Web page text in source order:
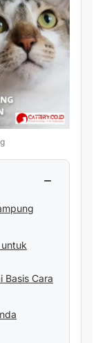
−
Basis Cara